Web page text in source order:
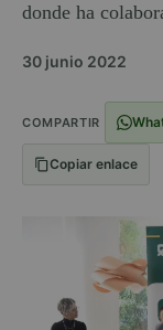
donde ha
30 junio 2022
COMPARTIR
Copiar enlace